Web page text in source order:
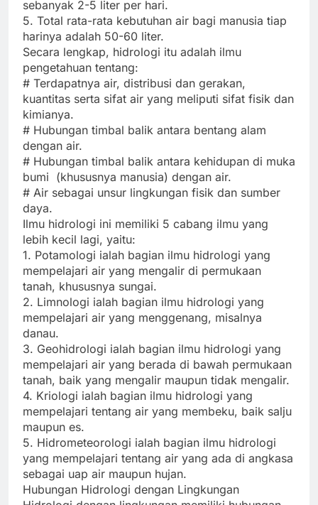
sebanyak 2-5 liter per hari.
5. Total rata-rata kebutuhan air bagi manusia tiap
harinya adalah 50-60 liter.
Secara lengkap, hidrologi itu adalah ilmu
pengetahuan tentang:
# Terdapatnya air, distribusi dan gerakan,
kuantitas serta sifat air yang meliputi sifat fisik dan
kimianya.
# Hubungan timbal balik antara bentang alam
dengan air.
# Hubungan timbal balik antara kehidupan di muka
bumi (khususnya manusia) dengan air.
# Air sebagai unsur lingkungan fisik dan sumber
daya.
Ilmu hidrologi ini memiliki 5 cabang ilmu yang
lebih kecil lagi, yaitu:
1. Potamologi ialah bagian ilmu hidrologi yang
mempelajari air yang mengalir di permukaan
tanah, khususnya sungai.
2. Limnologi ialah bagian ilmu hidrologi yang
mempelajari air yang menggenang, misalnya
danau.
3. Geohidrologi ialah bagian ilmu hidrologi yang
mempelajari air yang berada di bawah permukaan
tanah, baik yang mengalir maupun tidak mengalir.
4. Kriologi ialah bagian ilmu hidrologi yang
mempelajari tentang air yang membeku, baik salju
maupun es.
5. Hidrometeorologi ialah bagian ilmu hidrologi
yang mempelajari tentang air yang ada di angkasa
sebagai uap air maupun hujan.
Hubungan Hidrologi dengan Lingkungan